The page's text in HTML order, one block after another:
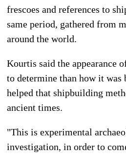
frescoes and references to
same period, gathered from
around the world.
Kourtis said the appearance
to determine than how it
helped that shipbuilding
ancient times.
"This is experimental
investigation, in order to